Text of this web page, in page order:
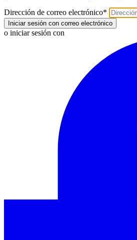
Dirección de correo electrónico*
Iniciar sesión con correo electrónico
o iniciar sesión con